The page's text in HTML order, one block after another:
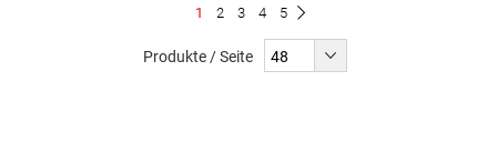
Du
1 Seite
2 Seite
3 Seite
4 Seite
5
Produkte / Seite